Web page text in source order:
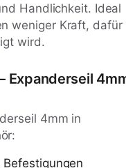
Handlichkeit. Ideal
weniger Kraft, dafür
wird.
Expanderseil
4mm in